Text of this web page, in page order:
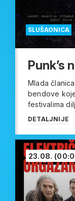
SLUŠAONICA
Punk’s
Mlada
bendove
festivalima
DETALJNIJE
23.08.